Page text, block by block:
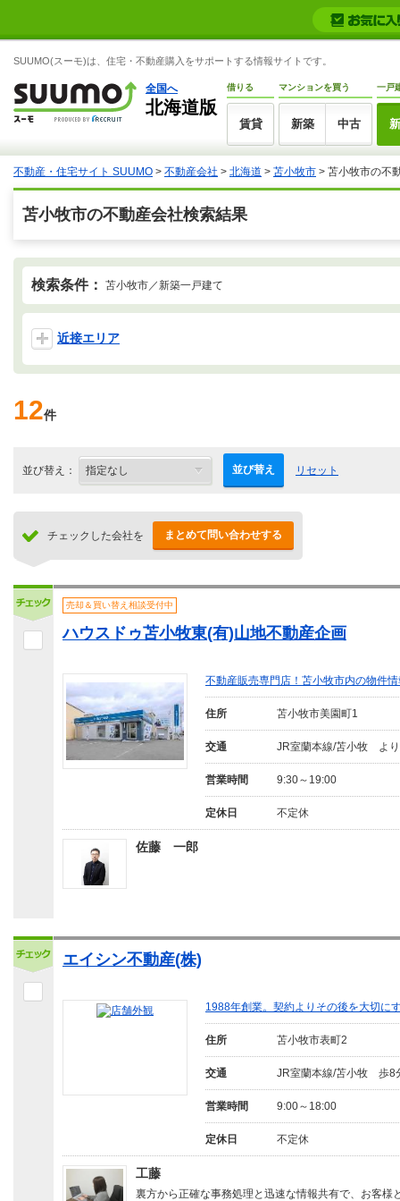
SUUMO(スーモ)は、住宅・不動産購入をサポートする情報サイトです。
全国へ
北海道版
借りる
賃貸
マンションを買う
新築 中古
一戸
不動産・住宅サイト SUUMO > 不動産会社 > 北海道 > 苫小牧市 > 苫小牧市の不
苫小牧市の不動産会社検索結果
検索条件： 苫小牧市／新築一戸建て
近接エリア
12件
並び替え： 並び替え リセット
チェックした会社を まとめて問い合わせする
売却＆買い替え相談受付中
ハウスドゥ苫小牧東(有)山地不動産企画
不動産販売専門店！苫小牧市内の物件
住所 苫小牧市美園町1
交通 JR室蘭本線/苫小牧 よ
営業時間 9:30～19:00
定休日 不定休
佐藤 一郎
エイシン不動産(株)
1988年創業。契約よりその後を大切に
住所 苫小牧市表町2
交通 JR室蘭本線/苫小牧 歩8
営業時間 9:00～18:00
定休日 不定休
工藤
裏方から正確な事務処理と迅速な情報共有で、お客様